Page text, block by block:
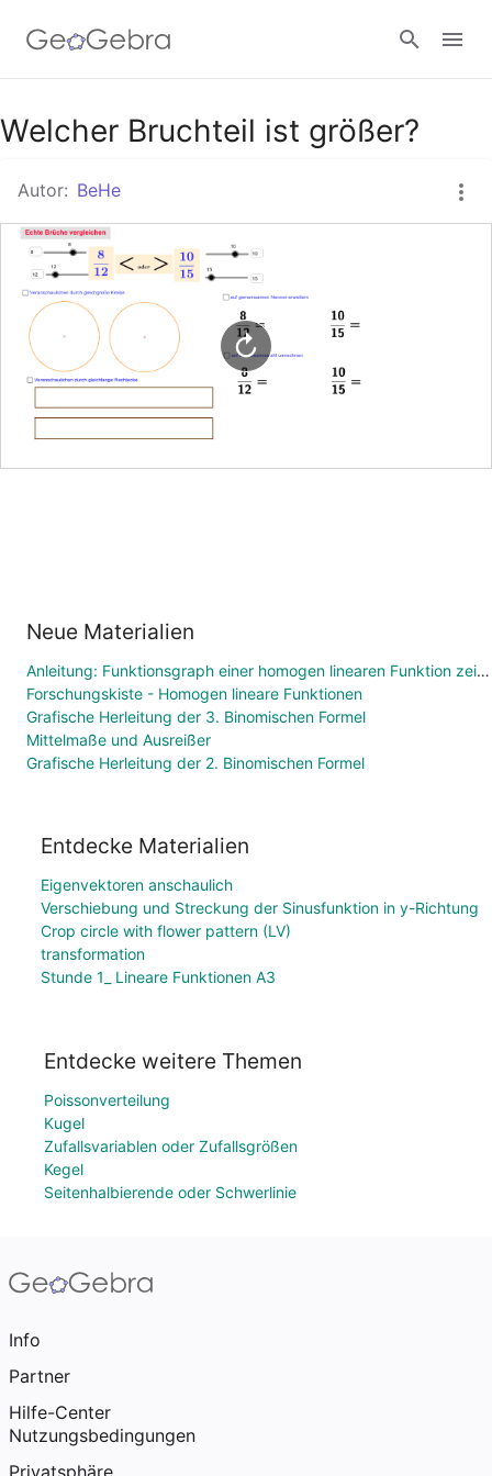
Google Classroom
GeoGebra Classroom
Anmelden
Welcher Bruchteil ist größer?
Autor: BeHe
Neue Materialien
Anleitung: Funktionsgraph einer homogen linearen Funktion zeichnen
Forschungskiste - Homogen lineare Funktionen
Grafische Herleitung der 3. Binomischen Formel
Mittelmaße und Ausreißer
Grafische Herleitung der 2. Binomischen Formel
Entdecke Materialien
Eigenvektoren anschaulich
Verschiebung und Streckung der Sinusfunktion in y-Richtung
Crop circle with flower pattern (LV)
transformation
Stunde 1_ Lineare Funktionen A3
Entdecke weitere Themen
Poissonverteilung
Kugel
Zufallsvariablen oder Zufallsgrößen
Kegel
Seitenhalbierende oder Schwerlinie
Info
Partner
Hilfe-Center
Nutzungsbedingungen
Privatsphäre